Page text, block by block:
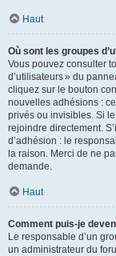
Haut
Où sont les groupes
Vous pouvez consulter
d’utilisateurs » du
cliquez sur le bouton
nouvelles adhésions :
privés ou invisibles. Si
rejoindre directement.
d’adhésion : le
la raison. Merci de ne
demande.
Haut
Comment puis-je
Le responsable d’un
un administrateur du